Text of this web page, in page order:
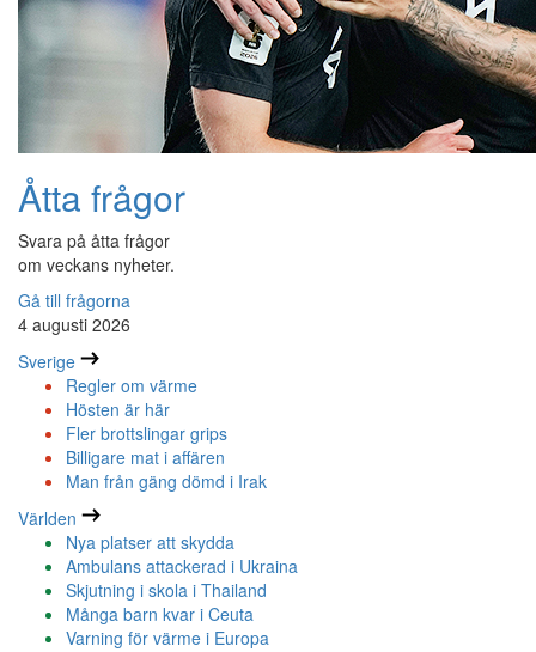
Åtta frågor
Svara på åtta frågor
om veckans nyheter.
Gå till frågorna
4 augusti 2026
Sverige
Regler om värme
Hösten är här
Fler brottslingar grips
Billigare mat i affären
Man från gäng dömd i Irak
Världen
Nya platser att skydda
Ambulans attackerad i Ukraina
Skjutning i skola i Thailand
Många barn kvar i Ceuta
Varning för värme i Europa